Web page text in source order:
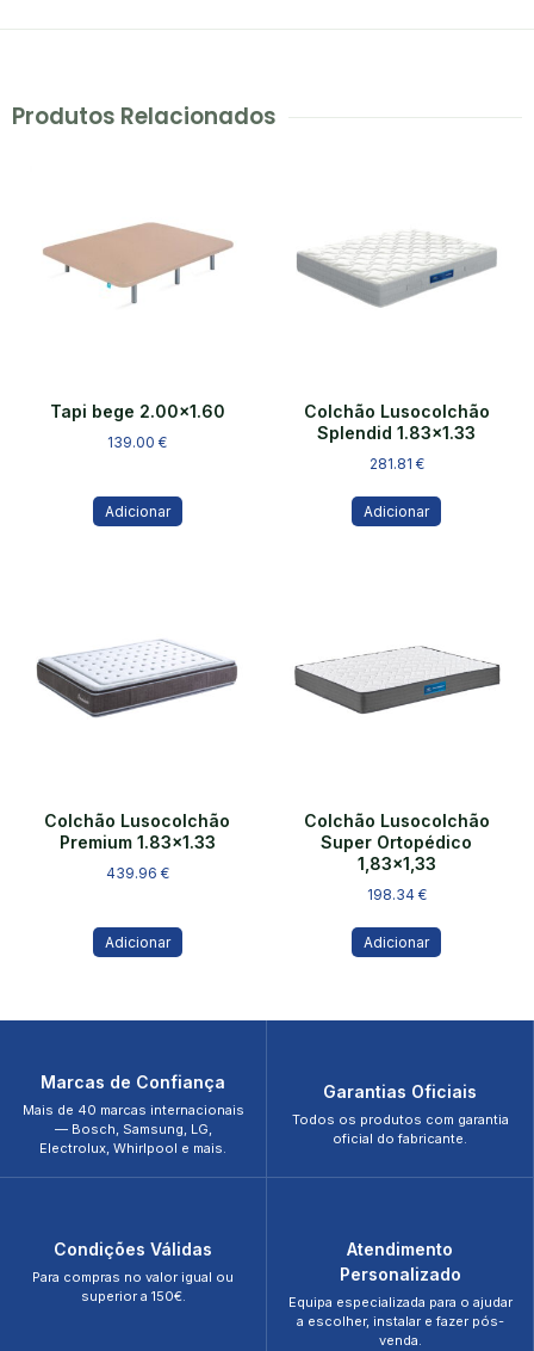
Produtos Relacionados
Tapi bege 2.00×1.60
139.00€
Adicionar
Colchão Lusocolchão
Splendid 1.83×1.33
281.81 €
Adicionar
Colchão Lusocolchão
Premium 1.83×1.33
439.96 €
Adicionar
Colchão Lusocolchão
Super Ortopédico
1,83×1,33
198.34 €
Adicionar
Marcas de Confiança
Mais de 40 marcas internacionais
— Bosch, Samsung, LG,
Electrolux, Whirlpool e mais.
Garantias Oficiais
Todos os produtos com garantia
oficial do fabricante.
Condições Válidas
Para compras no valor igual ou
superior a 150€.
Atendimento
Personalizado
Equipa especializada para o ajudar
a escolher, instalar e fazer pós-
venda.